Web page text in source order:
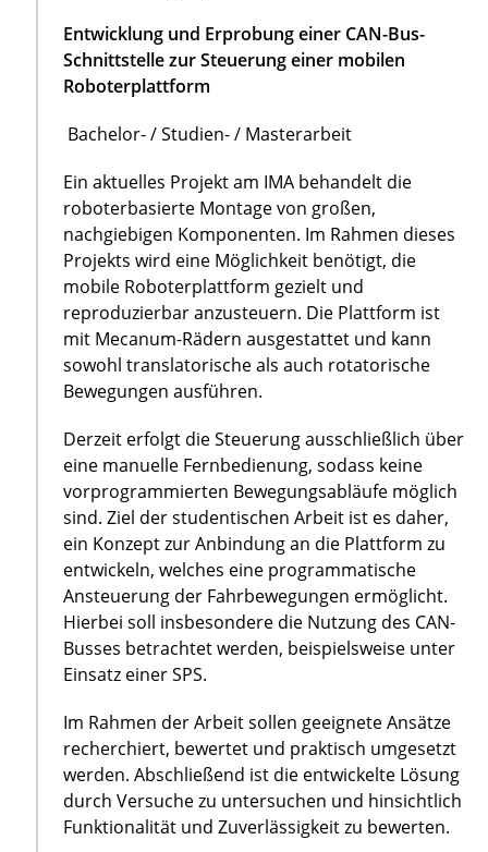
Entwicklung und Erprobung einer CAN-Bus-
Schnittstelle zur Steuerung einer mobilen
Roboterplattform
Bachelor- / Studien- / Masterarbeit
Ein aktuelles Projekt am IMA behandelt die
roboterbasierte Montage von großen,
nachgiebigen Komponenten. Im Rahmen dieses
Projekts wird eine Möglichkeit benötigt, die
mobile Roboterplattform gezielt und
reproduzierbar anzusteuern. Die Plattform ist
mit Mecanum-Rädern ausgestattet und kann
sowohl translatorische als auch rotatorische
Bewegungen ausführen.
Derzeit erfolgt die Steuerung ausschließlich über
eine manuelle Fernbedienung, sodass keine
vorprogrammierten Bewegungsabläufe möglich
sind. Ziel der studentischen Arbeit ist es daher,
ein Konzept zur Anbindung an die Plattform zu
entwickeln, welches eine programmatische
Ansteuerung der Fahrbewegungen ermöglicht.
Hierbei soll insbesondere die Nutzung des CAN-
Busses betrachtet werden, beispielsweise unter
Einsatz einer SPS.
Im Rahmen der Arbeit sollen geeignete Ansätze
recherchiert, bewertet und praktisch umgesetzt
werden. Abschließend ist die entwickelte Lösung
durch Versuche zu untersuchen und hinsichtlich
Funktionalität und Zuverlässigkeit zu bewerten.